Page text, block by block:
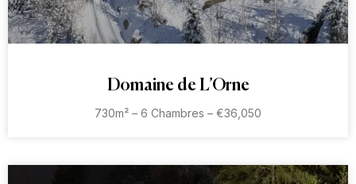
Domaine de L’Orne
730m² – 6 Chambres – €36,050